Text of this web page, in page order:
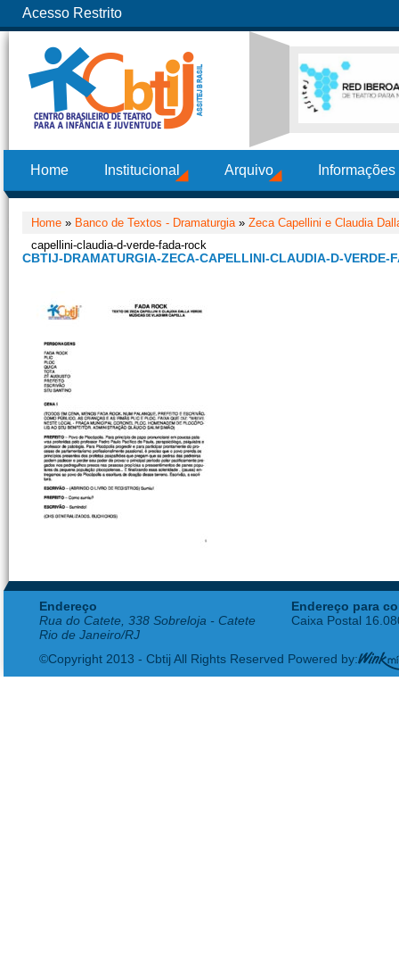
Acesso Restrito
Home Institucional Arquivo
Home » Banco de Textos - Dramaturgia» Zeca Capellini e Claudia
capellini-claudia-d-verde-fada-rock
CBTIJ-DRAMATURGIA-ZECA-CAPELLINI-CLAUDIA-D-VERDE-
Endereço
Rua do Catete, 338 Sobreloja - Catete
Rio de Janeiro/RJ
Endereço para
Caixa Postal
©Copyright 2013 - Cbtij All Rights Reserved Powered by: